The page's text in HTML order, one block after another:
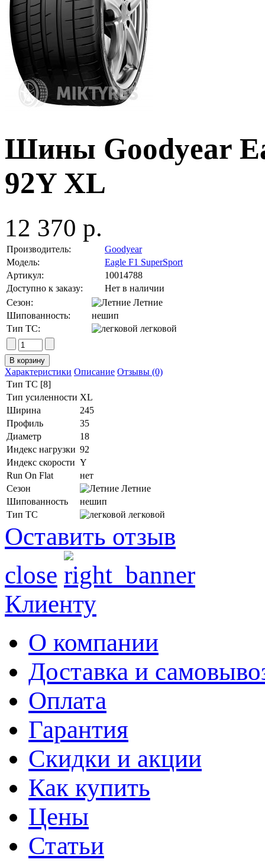
Шины Goodyear
92Y XL
12 370 р.
Производитель:
Goodyear
Модель:
Eagle F1 SuperSport
Артикул:
10014788
Доступно к заказу:
Нет в наличии
Сезон:
Летние
Шипованность:
нешип
Тип ТС:
легковой
Характеристики Описание Отзывы (0)
Тип ТС [8]
Тип усиленности XL
Ширина
245
Профиль
35
Диаметр
18
Индекс нагрузки 92
Индекс скорости Y
Run On Flat
нет
Сезон
Летние
Шипованность
нешип
Тип ТС
легковой
Оставить отзыв
close
Клиенту
О компании
Доставка и
Оплата
Гарантия
Скидки и акции
Как купить
Цены
Статьи